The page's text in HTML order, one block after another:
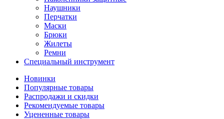
Наушники
Перчатки
Маски
Брюки
Жилеты
Ремни
Специальный инструмент
Новинки
Популярные товары
Распродажи и скидки
Рекомендуемые товары
Уцененные товары